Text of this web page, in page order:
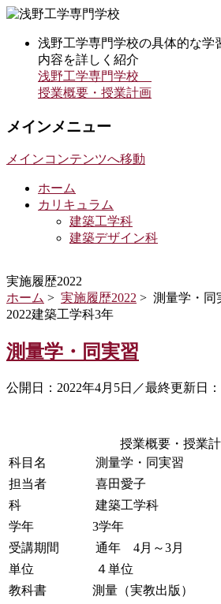
浅野工学専門学校の具体的な学
内容を詳しく紹介
浅野工学専門学校
授業概要・授業計画
メインメニュー
メインコンテンツへ移動
ホーム
カリキュラム
建築工学科
建築デザイン科
実施履歴2022
ホーム > 実施履歴2022 > 測量学・同
2022建築工学科3年
測量学・同実習
公開日：2022年4月5日／最終更新日：
授業概要・授業
科目名
測量学・同実習
担当者
喜田愛子
科
建築工学科
学年
3学年
受講期間
通年 4月～3月
単位
４単位
教科書
測量（実教出版）